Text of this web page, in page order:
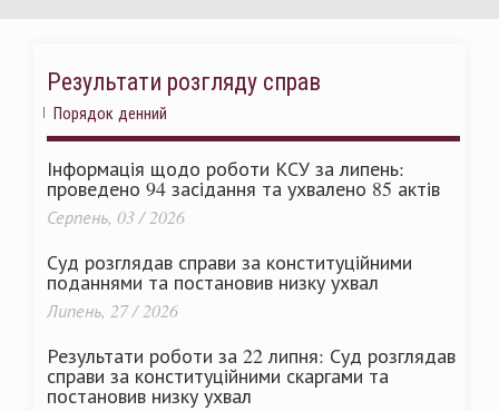
Результати розгляду справ
Порядок денний
Інформація щодо роботи КСУ за липень:
проведено 94 засідання та ухвалено 85 актів
Серпень, 03 / 2026
Суд розглядав справи за конституційними
поданнями та постановив низку ухвал
Липень, 27 / 2026
Результати роботи за 22 липня: Суд розглядав
справи за конституційними скаргами та
постановив низку ухвал